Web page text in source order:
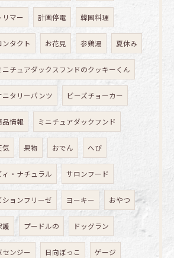
リマー 計画停電 韓国料理
ンタクト お花見 参鶏湯 夏休み
ニチュアダックスフンドのクッキーくん
ニタリーパンツ ビーズチョーカー
品情報 ミニチュアダックフンド
気 果物 おでん へび
ィ・ナチュラル サロンフード
ションフリーゼ ヨーキー おやつ
護 プードルの ドッグラン
センジー 日向ぼっこ ゲージ